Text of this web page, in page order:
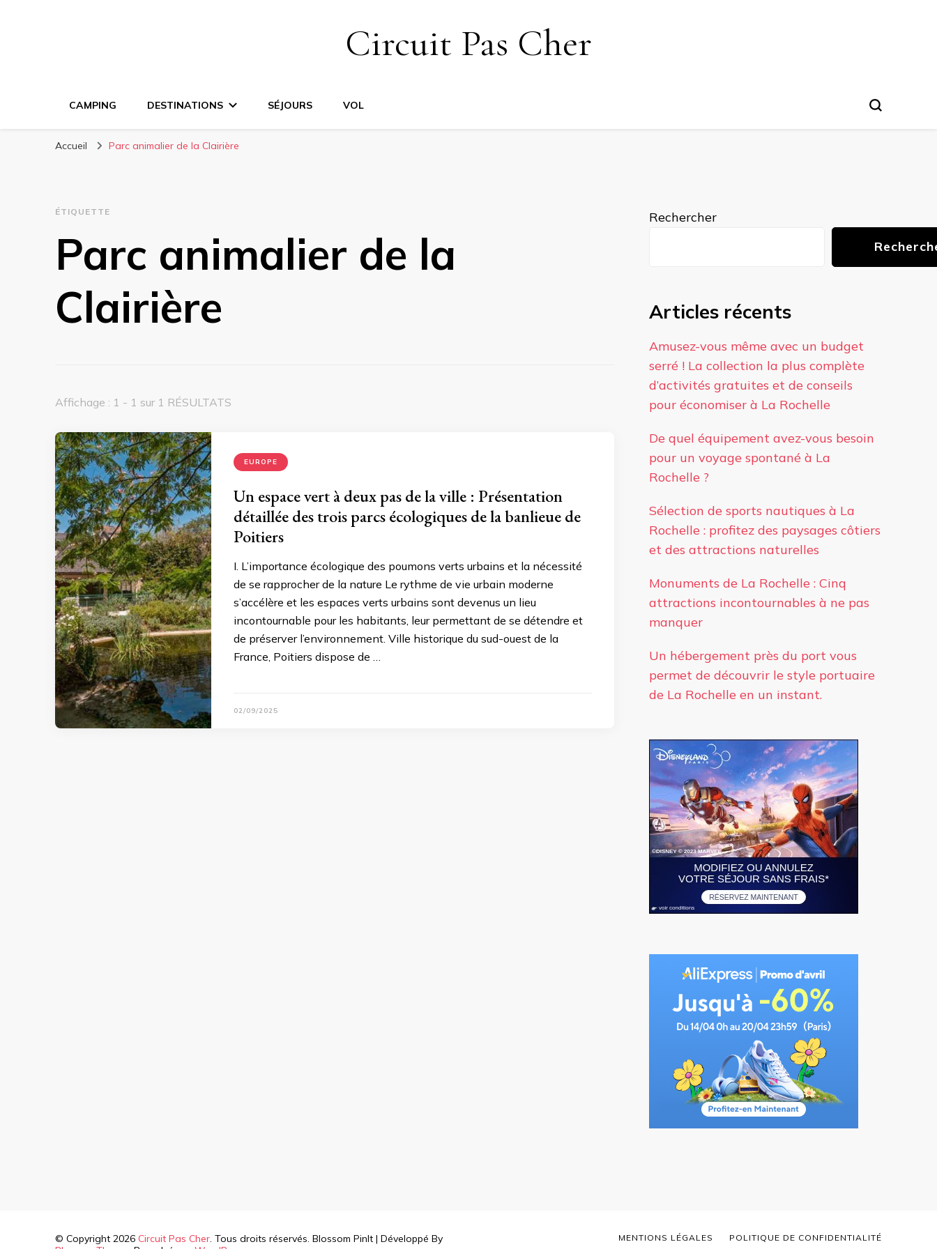
Circuit Pas Cher
CAMPING DESTINATIONS SÉJOURS VOL
Accueil Parc animalier de la Clairière
ÉTIQUETTE
Parc animalier de la
Clairière
Affichage : 1 - 1 sur 1 RÉSULTATS
EUROPE
Un espace vert à deux pas de la ville : Présentation
détaillée des trois parcs écologiques de la banlieue de
Poitiers
I. L’importance écologique des poumons verts urbains et la nécessité
de se rapprocher de la nature Le rythme de vie urbain moderne
s’accélère et les espaces verts urbains sont devenus un lieu
incontournable pour les habitants, leur permettant de se détendre et
de préserver l’environnement. Ville historique du sud-ouest de la
France, Poitiers dispose de …
02/09/2025
Rechercher
Articles récents
Amusez-vous même avec un budget
serré ! La collection la plus complète
d’activités gratuites et de conseils
pour économiser à La Rochelle
De quel équipement avez-vous besoin
pour un voyage spontané à La
Rochelle ?
Sélection de sports nautiques à La
Rochelle : profitez des paysages côtiers
et des attractions naturelles
Monuments de La Rochelle : Cinq
attractions incontournables à ne pas
manquer
Un hébergement près du port vous
permet de découvrir le style portuaire
de La Rochelle en un instant.
© Copyright 2026 Circuit Pas Cher. Tous droits réservés. Blossom PinIt | Développé By
MENTIONS LÉGALES POLITIQUE DE CONFIDENTIALITÉ